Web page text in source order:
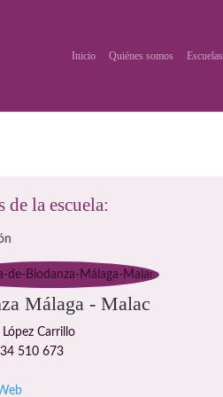
Inicio Quiénes somos Escuelas
de la escuela:
Málaga - Malac
Carrillo
510 673